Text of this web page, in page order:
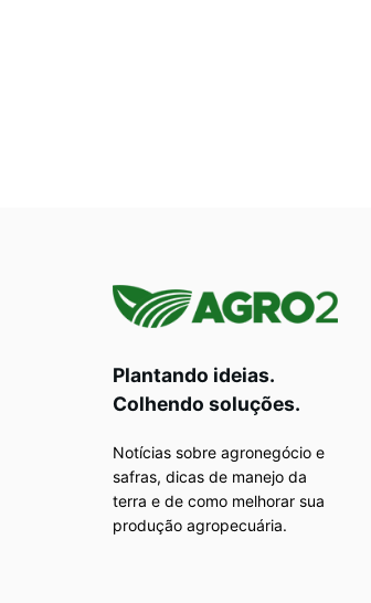
Plantando ideias.
Colhendo soluções.
Notícias sobre agronegócio e
safras, dicas de manejo da
terra e de como melhorar sua
produção agropecuária.